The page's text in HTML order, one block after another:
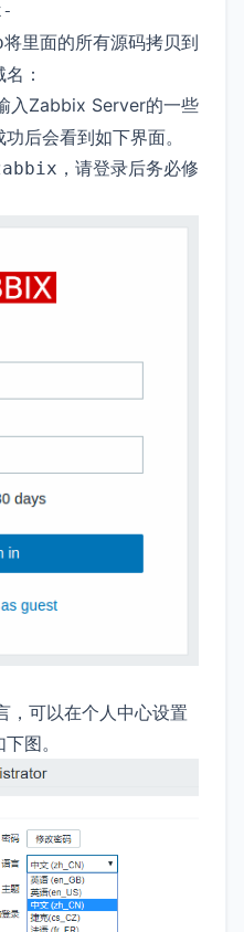
将里面的所有源码拷贝到
：
入Zabbix Server的一些
后会看到如下界面。
，请登录后务必修
，可以在个人中心设置
图。